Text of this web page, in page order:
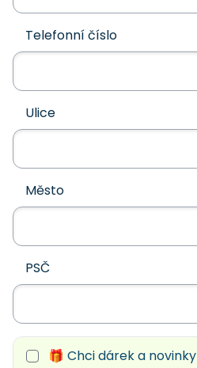
Telefonní číslo
Ulice
Město
PSČ
🎁 Chci dárek a novinky